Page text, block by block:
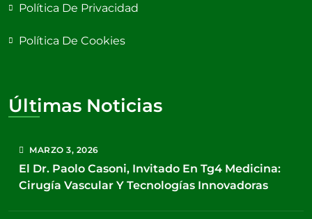
Política De Privacidad
Política De Cookies
Últimas Noticias
MARZO3, 2026
El Dr. Paolo Casoni, Invitado En Tg4 Medicina:
Cirugía Vascular Y Tecnologías Innovadoras